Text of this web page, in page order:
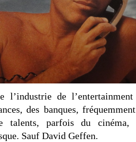
l’industrie de
des banques,
talents, parfois du cinéma,
Sauf David Geffen.